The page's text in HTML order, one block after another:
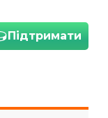
Підтримати